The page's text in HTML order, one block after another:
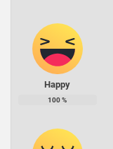
Happy
100%